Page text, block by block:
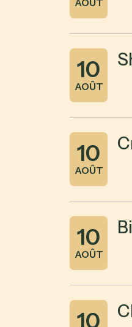
AOÛT
10
AOÛT
10
AOÛT
10
AOÛT
10